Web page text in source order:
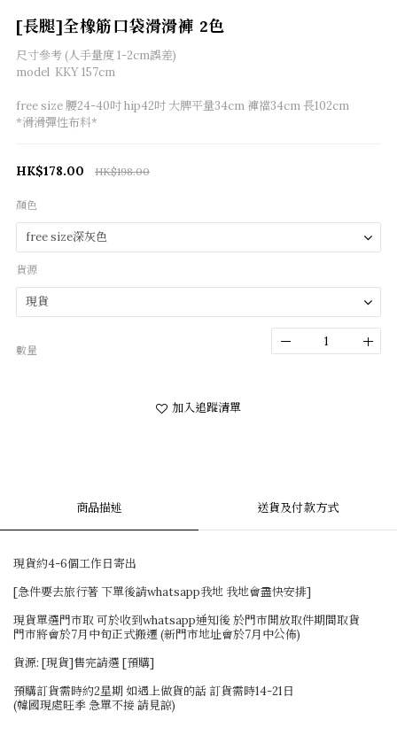
[長腿]全橡筋口袋滑滑褲 2色
尺寸參考 (人手量度 1-2cm誤差)
model  KKY 157cm
free size 腰24-40吋 hip42吋 大脾平量34cm 褲襠34cm 長102cm
*滑滑彈性布料*
HK$198.00
HK$178.00
顏色
貨源
數量
加入追蹤清單
商品描述 送貨及付款方式
現貨約4-6個工作日寄出
[急件要去旅行著 下單後請whatsapp我地 我地會盡快安排]
現貨單選門市取 可於收到whatsapp通知後 於門市開放取件期間取貨
門市將會於7月中旬正式搬遷 (新門市地址會於7月中公佈)
貨源: [現貨]售完請選 [預購]
預購訂貨需時約2星期 如遇上做貨的話 訂貨需時14-21日
(韓國現處旺季 急單不接 請見諒)